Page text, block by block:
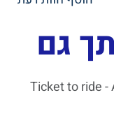
גם
Ticket to ride -